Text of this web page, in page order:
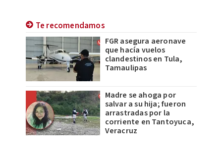
Te recomendamos
FGR asegura aeronave
que hacía vuelos
clandestinos en Tula,
Tamaulipas
Madre se ahoga por
salvar a su hija; fueron
arrastradas por la
corriente en Tantoyuca,
Veracruz